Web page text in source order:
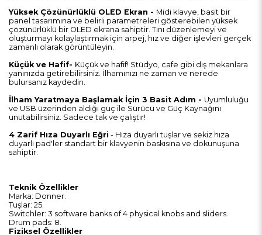
Yüksek Çözünürlüklü OLED Ekran - Midi klavye, basit bir
panel tasarımına ve belirli parametreleri gösterebilen yüksek
çözünürlüklü bir OLED ekrana sahiptir. Tını düzenlemeyi ve
oluşturmayı kolaylaştırmak için arpej, hız ve diğer işlevleri gerçek
zamanlı olarak görüntüleyin.
Küçük ve Hafif- Küçük ve hafif! Stüdyo, cafe gibi dış mekanlara
yanınızda getirebilirsiniz. İlhamınızı ne zaman ve nerede
bulursanız kaydedin.
İlham Yaratmaya Başlamak İçin 3 Basit Adım - Uyumluluğu
ve USB üzerinden aldığı güç ile Sürücü ve Güç Kaynağını
unutabilirsiniz. Sadece tak ve çalıştır!
4 Zarif Hıza Duyarlı Eğri - Hıza duyarlı tuşlar ve sekiz hıza
duyarlı pad'ler standart bir klavyenin baskısına ve dokunuşuna
sahiptir.
Teknik Özellikler
Marka: Donner.
Tuşlar: 25.
Switchler: 3 software banks of 4 physical knobs and sliders.
Drum pads: 8.
Fiziksel Özellikler